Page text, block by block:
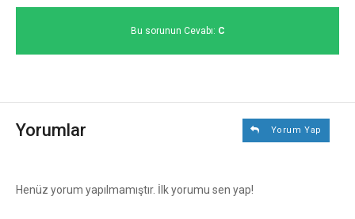
Bu sorunun Cevabı: C
Yorumlar Yorum Yap
Henüz yorum yapılmamıştır. İlk yorumu sen yap!